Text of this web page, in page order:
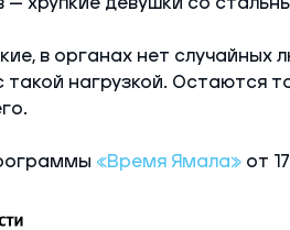
в органах нет случайных
нагрузкой. Остаются
«Время Ямала»от